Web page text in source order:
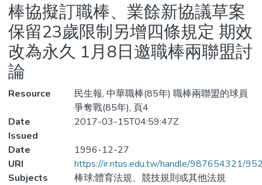
Statistics
棒協擬訂職棒、業餘新協議草案
保留23歲限制另增四條規定 期效
改為永久 1月8日邀職棒兩聯盟討
論
Resource
民生報, 中華職棒(85年) 職棒兩聯盟的球員
爭奪戰(85年), 頁4
Date
Issued
2017-03-15T04:59:47Z
Date
1996-12-27
URI
https://ir.ntus.edu.tw/handle/987654321/
Subjects
棒球;體育法規、競技規則或其他法規